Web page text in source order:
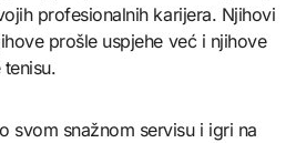
profesionalnih karijera. Njihovi
prošle uspjehe već i njihove
svom snažnom servisu i igri na